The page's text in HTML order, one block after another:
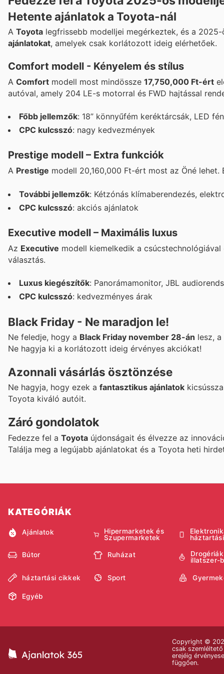
Hetente ajánlatok a Toyota-nál
A Toyota legfrissebb modelljei megérkeztek, és a
ajánlatokat, amelyek csak korlátozott ideig elérhetőek.
Comfort modell - Kényelem és stílus
A Comfort modell most mindössze 17,750,000 Ft-ért
autóval, amely 204 LE-s motorral és FWD hajtással
Főbb jellemzők: 18” könnyűfém keréktárcsák, LED
CPC kulcsszó: nagy kedvezmények
Prestige modell – Extra funkciók
A Prestige modell 20,160,000 Ft-ért most az Öné
További jellemzők: Kétzónás klímaberendezés,
CPC kulcsszó: akciós ajánlatok
Executive modell – Maximális luxus
Az Executive modell kiemelkedik a
választás.
Luxus kiegészítők: Panorámamonitor, JBL
CPC kulcsszó: kedvezményes árak
Black Friday - Ne maradjon le!
Ne feledje, hogy a Black Friday november 28-án lesz,
Ne hagyja ki a korlátozott ideig érvényes akciókat!
Azonnali vásárlás ösztönzése
Ne hagyja, hogy ezek a fantasztikus ajánlatok
Toyota kiváló autóit.
Záró gondolatok
Fedezze fel a Toyota újdonságait és élvezze az
Találja meg a legújabb ajánlatokat és a Toyota heti
KATEGÓRIÁK
Ajánlatok
Hipermarketek és
Szupermarketek
Bútor Ruházat
illatszer-
háztartási cikkek Sport
Egyéb
Copyright ©
csak
erejéig
függően.